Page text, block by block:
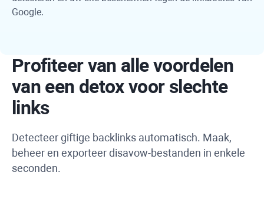
Google.
Profiteer van alle voordelen
van een detox voor slechte
links
Detecteer giftige backlinks automatisch. Maak,
beheer en exporteer disavow-bestanden in enkele
seconden.